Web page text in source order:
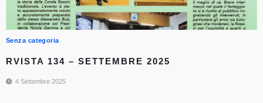
Senza categoria
RVISTA 134 – SETTEMBRE 2025
4 Settembre 2025